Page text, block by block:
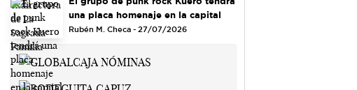
una placa homenaje en la capital
Rubén M. Checa - 27/07/2026